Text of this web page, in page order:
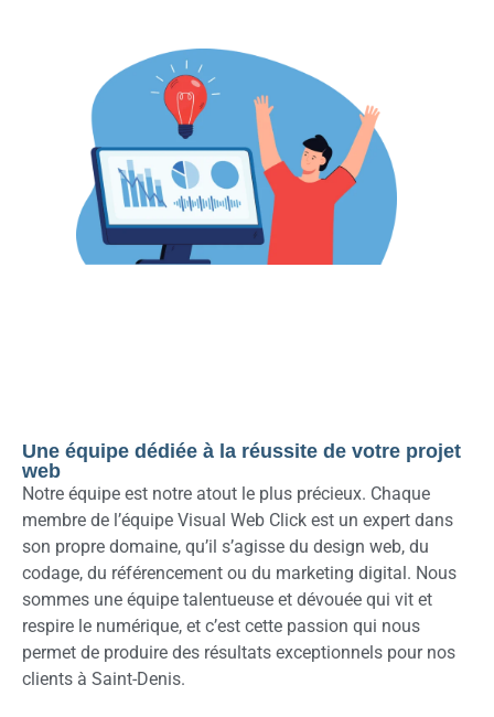
Une équipe dédiée à la réussite de votre projet
web
Notre équipe est notre atout le plus précieux. Chaque
membre de l’équipe Visual Web Click est un expert dans
son propre domaine, qu’il s’agisse du design web, du
codage, du référencement ou du marketing digital. Nous
sommes une équipe talentueuse et dévouée qui vit et
respire le numérique, et c’est cette passion qui nous
permet de produire des résultats exceptionnels pour nos
clients à Saint-Denis.